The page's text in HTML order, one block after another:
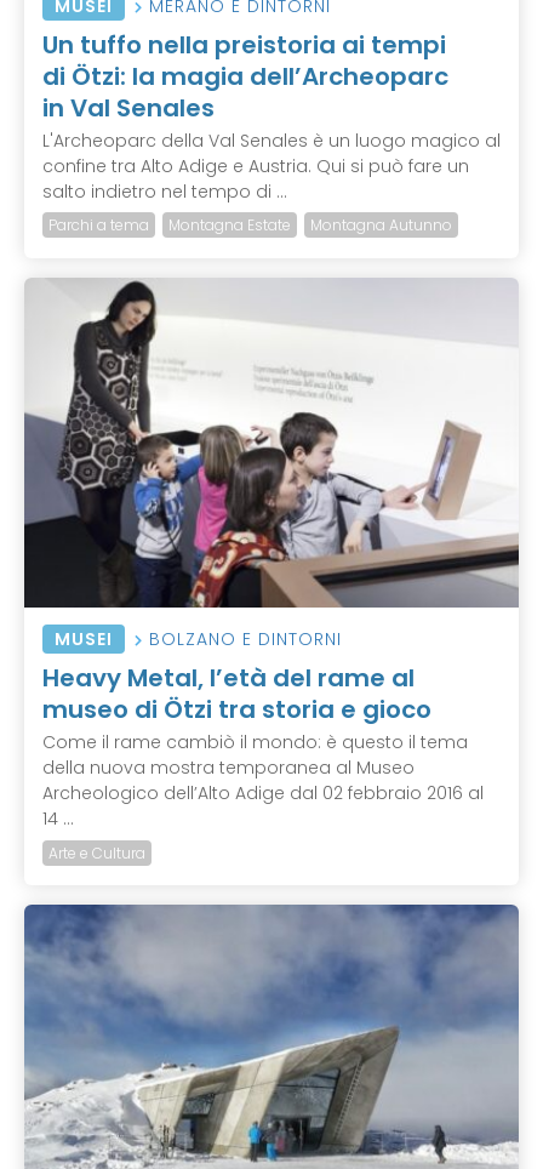
MUSEI MERANO E DINTORNI
Un tuffo nella preistoria ai tempi
di Ötzi: la magia dell’Archeoparc
in Val Senales
L'Archeoparc della Val Senales è un luogo magico al
confine tra Alto Adige e Austria. Qui si può fare un
salto indietro nel tempo di ...
Parchi a tema Montagna Estate Montagna Autunno
MUSEI BOLZANO E DINTORNI
Heavy Metal, l’età del rame al
museo di Ötzi tra storia e gioco
Come il rame cambiò il mondo: è questo il tema
della nuova mostra temporanea al Museo
Archeologico dell’Alto Adige dal 02 febbraio 2016 al
14 ...
Arte e Cultura